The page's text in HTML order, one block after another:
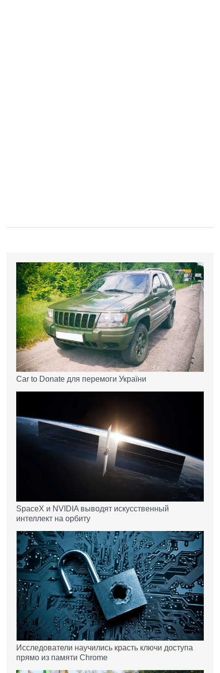
Car to Donate для перемоги України
SpaceX и NVIDIA выводят искусственный
интеллект на орбиту
Исследователи научились красть ключи доступа
прямо из памяти Chrome